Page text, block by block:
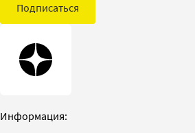
Подписаться
Информация: